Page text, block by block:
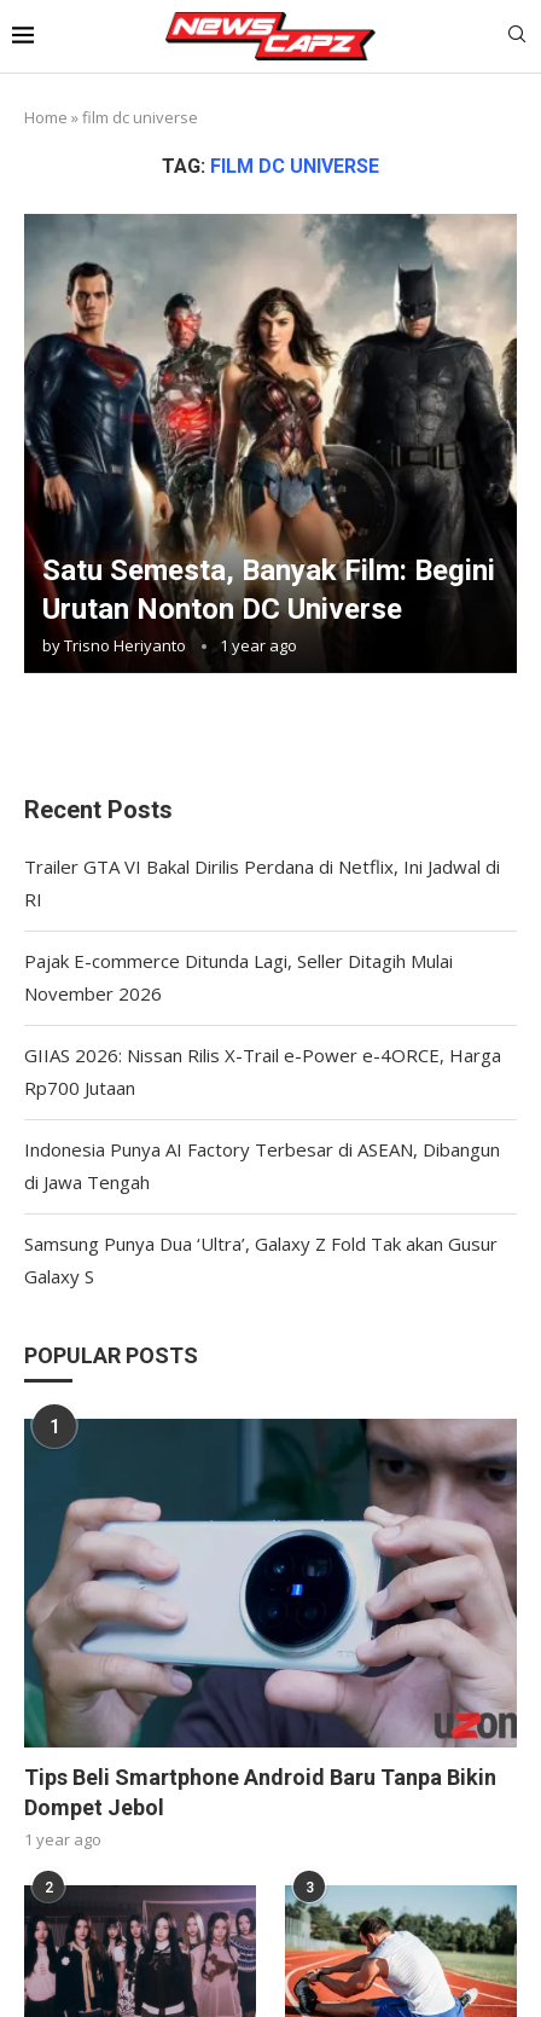
Home »film dc universe
TAG: FILM DC UNIVERSE
Satu Semesta, Banyak Film: Begini
Urutan Nonton DC Universe
byTrisno Heriyanto 1 year ago
Recent Posts
Trailer GTA VI Bakal Dirilis Perdana di Netflix, Ini Jadwal di
RI
Pajak E-commerce Ditunda Lagi, Seller Ditagih Mulai
November 2026
GIIAS 2026: Nissan Rilis X-Trail e-Power e-4ORCE, Harga
Rp700 Jutaan
Indonesia Punya AI Factory Terbesar di ASEAN, Dibangun
di Jawa Tengah
Samsung Punya Dua ‘Ultra’, Galaxy Z Fold Tak akan Gusur
Galaxy S
POPULAR POSTS
1
Tips Beli Smartphone Android Baru Tanpa Bikin
Dompet Jebol
1 year ago
2 3